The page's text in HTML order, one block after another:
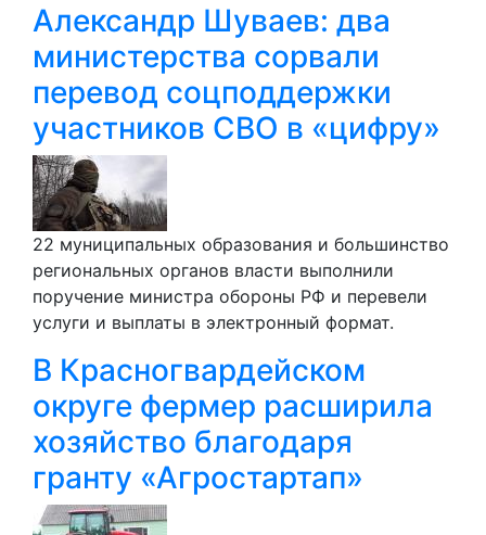
Александр Шуваев: два
министерства сорвали
перевод соцподдержки
участников СВО в «цифру»
22 муниципальных образования и большинство
региональных органов власти выполнили
поручение министра обороны РФ и перевели
услуги и выплаты в электронный формат.
В Красногвардейском
округе фермер расширила
хозяйство благодаря
гранту «Агростартап»